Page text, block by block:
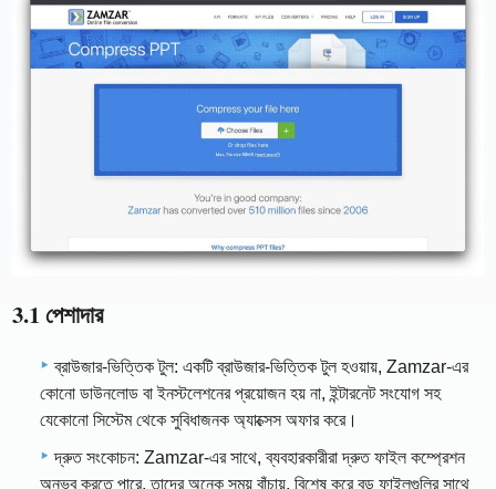
3.1 পেশাদার
ব্রাউজার-ভিত্তিক টুল: একটি ব্রাউজার-ভিত্তিক টুল হওয়ায়, Zamzar-এর
কোনো ডাউনলোড বা ইনস্টলেশনের প্রয়োজন হয় না, ইন্টারনেট সংযোগ সহ
যেকোনো সিস্টেম থেকে সুবিধাজনক অ্যাক্সেস অফার করে।
দ্রুত সংকোচন: Zamzar-এর সাথে, ব্যবহারকারীরা দ্রুত ফাইল কম্প্রেশন
অনুভব করতে পারে, তাদের অনেক সময় বাঁচায়, বিশেষ করে বড় ফাইলগুলির সাথে